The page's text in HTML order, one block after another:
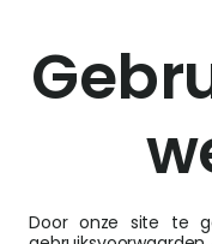
Door onze site te